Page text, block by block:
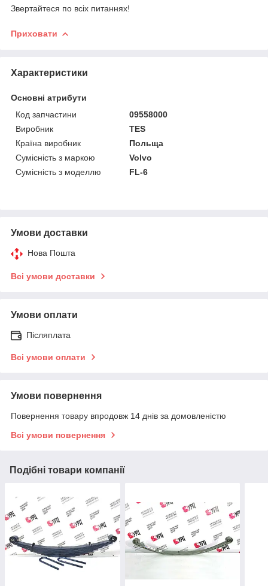
Звертайтеся по всіх питаннях!
Приховати
Характеристики
Основні атрибути
Код запчастини
09558000
Виробник
TES
Країна виробник
Польща
Сумісність з маркою
Volvo
Сумісність з моделлю
FL-6
Умови доставки
Нова Пошта
Всі умови доставки
Умови оплати
Післяплата
Всі умови оплати
Умови повернення
Повернення товару впродовж 14 днів за домовленістю
Всі умови повернення
Подібні товари компанії